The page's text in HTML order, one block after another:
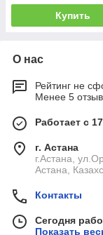
Купить
О нас
Рейтинг не
Менее 5
Работает с
г. Астана
г.Астана,
Астана,
Контакты
Сегодня
Показать